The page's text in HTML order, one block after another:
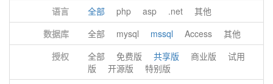
语言
全部 php asp .net
其他
数据库
全部 mysql mssql Access
其他
授权
全部 免费版 共享版 商业版
试用
版
开源版
特别版